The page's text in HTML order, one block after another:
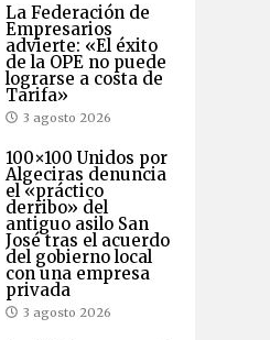
La Federación de
Empresarios
advierte: «El éxito
de la OPE no puede
lograrse a costa de
Tarifa»
3 agosto 2026
100×100 Unidos por
Algeciras denuncia
el «práctico
derribo» del
antiguo asilo San
José tras el acuerdo
del gobierno local
con una empresa
privada
3 agosto 2026